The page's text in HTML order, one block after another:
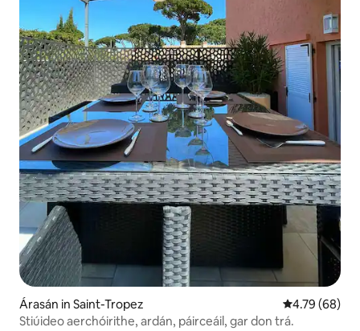
Árasán in Saint-Tropez Meánrátáil
4.79 (68)
Stiúideo aerchóirithe, ardán, páirceáil, gar don trá.